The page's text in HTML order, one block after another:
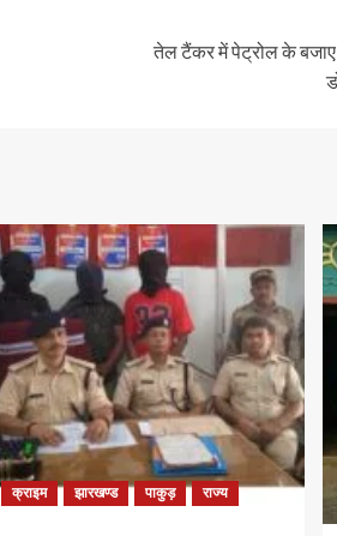
तेल टैंकर में पेट्रोल के बजाए
क्राइम झारखण्ड पाकुड़ राज्य